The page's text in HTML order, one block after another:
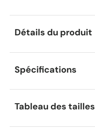
Détails du produit
Spécifications
Tableau des tailles